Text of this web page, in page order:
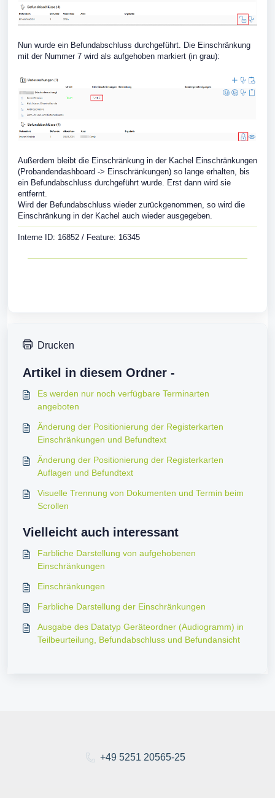
Nun wurde ein Befundabschluss durchgeführt. Die Einschränkung
mit der Nummer 7 wird als aufgehoben markiert (in grau):
Außerdem bleibt die Einschränkung in der Kachel Einschränkungen
(Probandendashboard -> Einschränkungen) so lange erhalten, bis
ein Befundabschluss durchgeführt wurde. Erst dann wird sie
entfernt.
Wird der Befundabschluss wieder zurückgenommen, so wird die
Einschränkung in der Kachel auch wieder ausgegeben.
Interne ID: 16852 / Feature: 16345
Drucken
Artikel in diesem Ordner -
Es werden nur noch verfügbare Terminarten
angeboten
Änderung der Positionierung der Registerkarten
Einschränkungen und Befundtext
Änderung der Positionierung der Registerkarten
Auflagen und Befundtext
Visuelle Trennung von Dokumenten und Termin beim
Scrollen
Vielleicht auch interessant
Farbliche Darstellung von aufgehobenen
Einschränkungen
Einschränkungen
Farbliche Darstellung der Einschränkungen
Ausgabe des Datatyp Geräteordner (Audiogramm) in
Teilbeurteilung, Befundabschluss und Befundansicht
+49 5251 20565-25